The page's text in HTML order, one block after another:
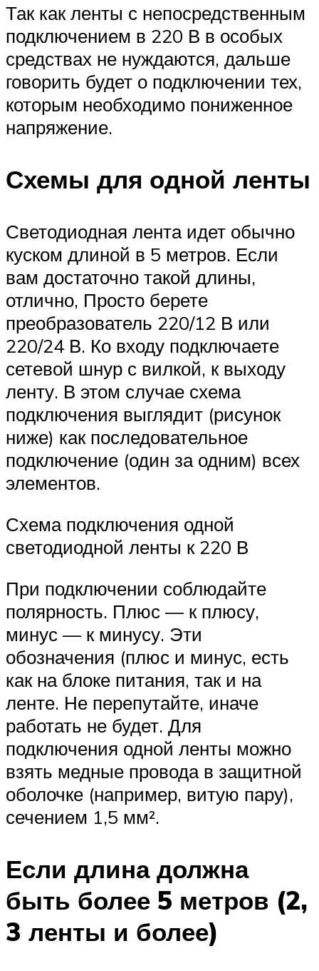
Так как ленты с непосредственным
подключением в 220 В в особых
средствах не нуждаются, дальше
говорить будет о подключении тех,
которым необходимо пониженное
напряжение.
Схемы для одной ленты
Светодиодная лента идет обычно
куском длиной в 5 метров. Если
вам достаточно такой длины,
отлично, Просто берете
преобразователь 220/12 В или
220/24 В. Ко входу подключаете
сетевой шнур с вилкой, к выходу
ленту. В этом случае схема
подключения выглядит (рисунок
ниже) как последовательное
подключение (один за одним) всех
элементов.
Схема подключения одной
светодиодной ленты к 220 В
При подключении соблюдайте
полярность. Плюс — к плюсу,
минус — к минусу. Эти
обозначения (плюс и минус, есть
как на блоке питания, так и на
ленте. Не перепутайте, иначе
работать не будет. Для
подключения одной ленты можно
взять медные провода в защитной
оболочке (например, витую пару),
сечением 1,5 мм².
Если длина должна
быть более 5 метров (2,
3 ленты и более)